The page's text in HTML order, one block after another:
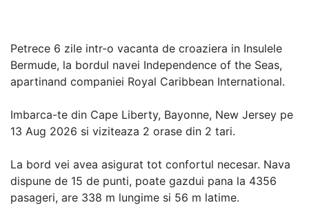
Petrece 6 zile intr-o vacanta de croaziera in Insulele
Bermude, la bordul navei Independence of the Seas,
apartinand companiei Royal Caribbean International.
Imbarca-te din Cape Liberty, Bayonne, New Jersey pe
13 Aug 2026 si viziteaza 2 orase din 2 tari.
La bord vei avea asigurat tot confortul necesar. Nava
dispune de 15 de punti, poate gazdui pana la 4356
pasageri, are 338 m lungime si 56 m latime.